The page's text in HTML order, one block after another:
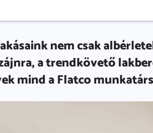
nem csak
a trendkövető
mind a Flatco